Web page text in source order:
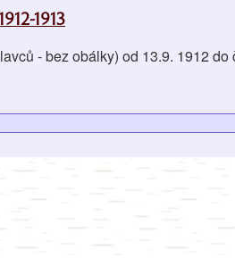
1913
- bez obálky) od 13.9. 1912